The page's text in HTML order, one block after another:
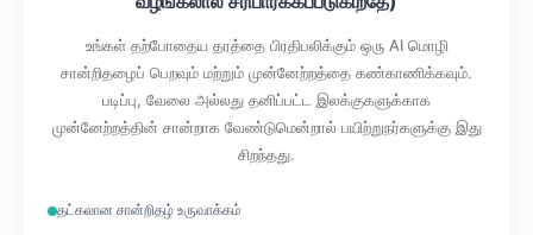
உங்கள் தற்போதைய தரத்தை பிரதிபலிக்கும் ஒரு AI மொழி
சான்றிதழைப் பெறவும் மற்றும் முன்னேற்றத்தை கண்காணிக்கவும்.
படிப்பு, வேலை அல்லது தனிப்பட்ட இலக்குகளுக்காக
முன்னேற்றத்தின் சான்றாக வேண்டுமென்றால் பயிற்றுநர்களுக்கு இது
சிறந்தது.
தட்கலான சான்றிதழ் உருவாக்கம்